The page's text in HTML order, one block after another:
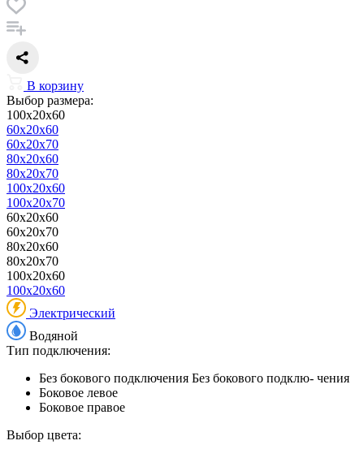
В корзину
Выбор размера:
100x20x60
60x20x60
60x20x70
80x20x60
80x20x70
100x20x60
100x20x70
60x20x60
60x20x70
80x20x60
80x20x70
100x20x60
100x20x60
Электрический
Водяной
Тип подключения:
Без бокового подключения Без бокового подклю- чения
Боковое левое
Боковое правое
Выбор цвета: